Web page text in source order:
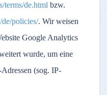
terms/de.html bzw.
policies/. Wir weisen
Google Analytics
wurde, um eine
(sog. IP-